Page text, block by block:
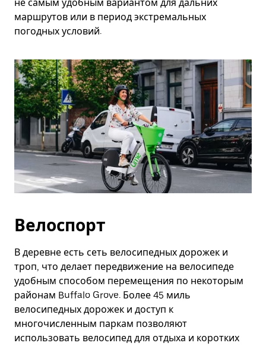
не самым удобным вариантом для дальних
маршрутов или в период экстремальных
погодных условий.
Велоспорт
В деревне есть сеть велосипедных дорожек и
троп, что делает передвижение на велосипеде
удобным способом перемещения по некоторым
районам Buffalo Grove. Более 45 миль
велосипедных дорожек и доступ к
многочисленным паркам позволяют
использовать велосипед для отдыха и коротких